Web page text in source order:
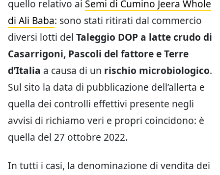
quello relativo ai Semi di Cumino Jeera Whole
di Ali Baba: sono stati ritirati dal commercio
diversi lotti del Taleggio DOP a latte crudo di
Casarrigoni, Pascoli del fattore e Terre
d’Italia a causa di un rischio microbiologico.
Sul sito la data di pubblicazione dell’allerta e
quella dei controlli effettivi presente negli
avvisi di richiamo veri e propri coincidono: è
quella del 27 ottobre 2022.
In tutti i casi, la denominazione di vendita dei